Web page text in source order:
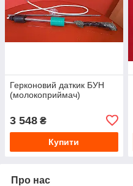
Герконовий даткик БУН
(молокоприймач)
3 548 ₴
Купити
Про нас